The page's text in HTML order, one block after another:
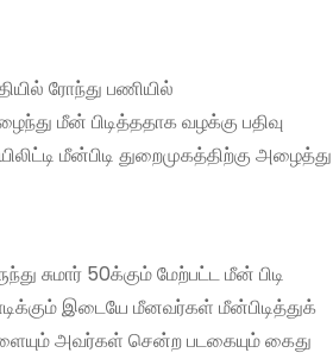
ரோந்து பணியில்
மீன் பிடித்ததாக வழக்கு பதிவு
மீன்பிடி துறைமுகத்திற்கு அழைத்து
சுமார் 50க்கும் மேற்பட்ட மீன் பிடி
இடையே மீனவர்கள் மீன்பிடித்துக்
அவர்கள் சென்ற படகையும் கைது